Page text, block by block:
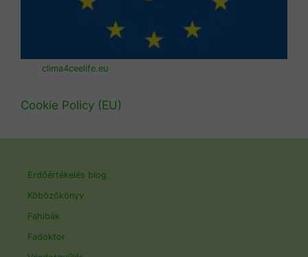
clima4ceelife.eu
Cookie Policy (EU)
Erdőértékelés blog
Köbözőkönyv
Fahibák
Fadoktor